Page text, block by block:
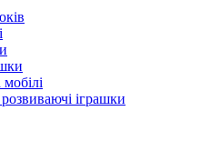
іграшки